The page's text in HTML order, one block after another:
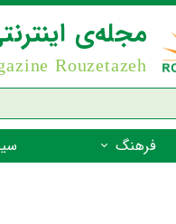
مجله‌ی
Rouzetazeh
فرهنگ